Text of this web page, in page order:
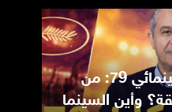
مهرجان كان السينمائي 79: من
وأين السينما